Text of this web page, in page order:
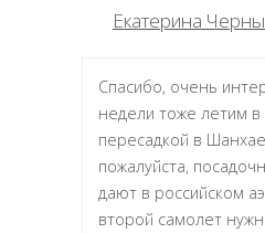
Екатерина
Спасибо, очень
недели тоже летим в
пересадкой в
пожалуйста,
дают в российском
второй самолет